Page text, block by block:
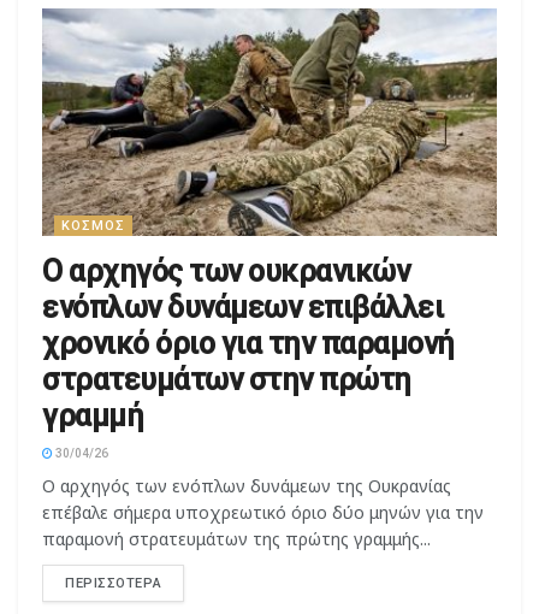
ΚΌΣΜΟΣ
Ο αρχηγός των ουκρανικών
ενόπλων δυνάμεων επιβάλλει
χρονικό όριο για την παραμονή
στρατευμάτων στην πρώτη
γραμμή
30/04/26
Ο αρχηγός των ενόπλων δυνάμεων της Ουκρανίας
επέβαλε σήμερα υποχρεωτικό όριο δύο μηνών για την
παραμονή στρατευμάτων της πρώτης γραμμής...
ΠΕΡΙΣΣΌΤΕΡΑ
Γαλλία: Έρευνα σε βάρος ενός 15χρονου
χάκερ που φέρεται ότι έκλεψε τα